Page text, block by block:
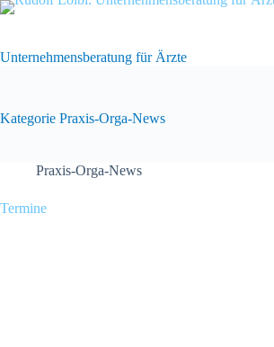
Zum
Unternehmensberatung für Ärzte
Kategorie Praxis-Orga-News
Praxis-Orga-News
Termine